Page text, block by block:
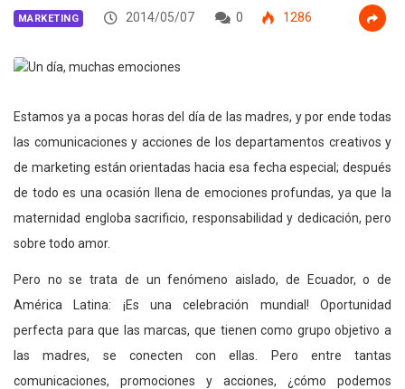
MARKETING 2014/05/07 0 1286
Estamos ya a pocas horas del día de las madres, y por ende todas
las comunicaciones y acciones de los departamentos creativos y
de marketing están orientadas hacia esa fecha especial; después
de todo es una ocasión llena de emociones profundas, ya que la
maternidad engloba sacrificio, responsabilidad y dedicación, pero
sobre todo amor.
Pero no se trata de un fenómeno aislado, de Ecuador, o de
América Latina: ¡Es una celebración mundial! Oportunidad
perfecta para que las marcas, que tienen como grupo objetivo a
las madres, se conecten con ellas. Pero entre tantas
comunicaciones, promociones y acciones, ¿cómo podemos